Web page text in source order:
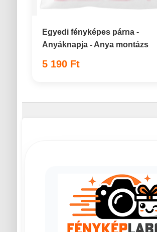
Egyedi fényképes párna -
Anyáknapja - Anya montázs
5 190 Ft